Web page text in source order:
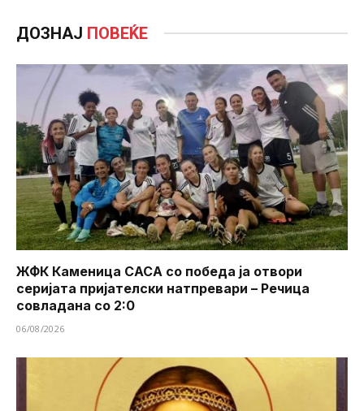
ДОЗНАЈ ПОВЕЌЕ
ЖФК Каменица САСА со победа ја отвори
серијата пријателски натпревари – Речица
совладана со 2:0
06/08/2026